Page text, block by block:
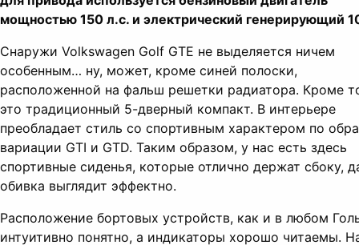
мощностью 150 л.с. и электрический генерирующий
Снаружи Volkswagen Golf GTE не выделяется ничем
особенным… ну, может, кроме синей полоски,
расположенной на фальш решетки радиатора. Кроме
это традиционный 5-дверный компакт. В интерьере
преобладает стиль со спортивным характером по
вариации GTI и GTD. Таким образом, у нас есть здесь
спортивные сиденья, которые отлично держат сбоку,
обивка выглядит эффектно.
Расположение бортовых устройств, как и в любом
интуитивно понятно, а индикаторы хорошо читаемы.